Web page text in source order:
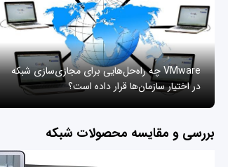
VMware چه راه‌حل‌هایی برای مجازی‌سازی شبکه
در اختیار سازمان‌ها قرار داده است؟
بررسی و مقایسه محصولات شبکه